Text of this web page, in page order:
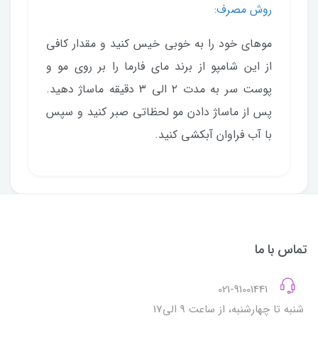
روش مصرف:
موهای خود را به خوبی خیس کنید و مقدار کافی
از این شامپو از برند مای فارما را بر روی مو و
پوست سر به مدت ۲ الی ۳ دقیقه ماساژ دهید.
پس از ماساژ دادن مو لحظاتی صبر کنید و سپس
با آب فراوان آبکشی کنید.
تماس با ما
شنبه تا چهارشنبه، از ساعت 9 الی17